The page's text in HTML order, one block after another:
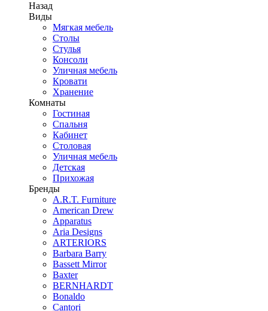
Назад
Виды
Мягкая мебель
Столы
Стулья
Консоли
Уличная мебель
Кровати
Хранение
Комнаты
Гостиная
Спальня
Кабинет
Столовая
Уличная мебель
Детская
Прихожая
Бренды
A.R.T. Furniture
American Drew
Apparatus
Aria Designs
ARTERIORS
Barbara Barry
Bassett Mirror
Baxter
BERNHARDT
Bonaldo
Cantori